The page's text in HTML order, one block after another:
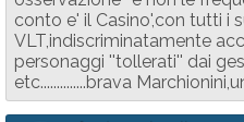
conto e' il Casino',con tutti i
VLT,indiscriminatamente
personaggi ''tollerati'' dai
etc..............brava